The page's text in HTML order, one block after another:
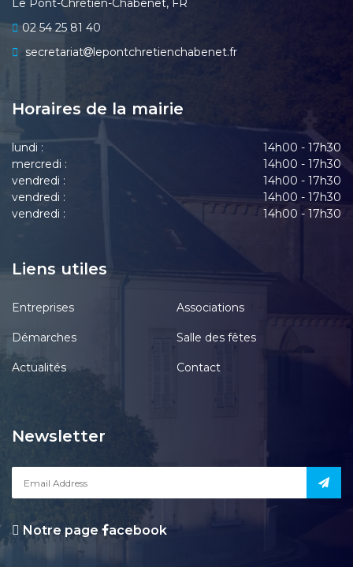
Le Pont-Chrétien-Chabenet, FR
02 54 25 81 40
secretariat
lepontchretienchabenet.fr
Horaires de la mairie
lundi :
14h00 - 17h30
mercredi :
14h00 - 17h30
vendredi :
14h00 - 17h30
vendredi :
14h00 - 17h30
vendredi :
14h00 - 17h30
Liens utiles
Entreprises Associations
Démarches Salle des fêtes
Actualités Contact
Newsletter
Notre page acebook